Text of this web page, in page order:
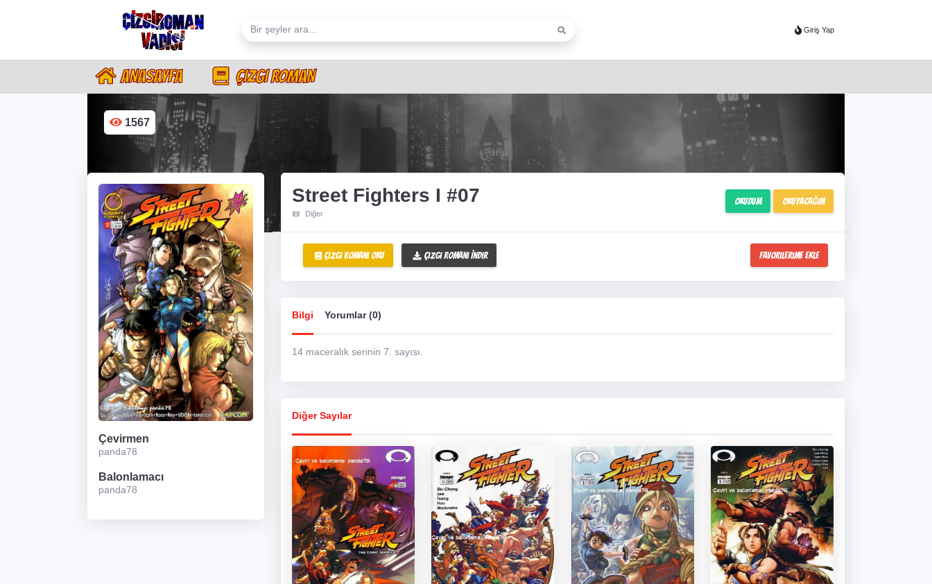
Giriş Yap
ANASAYFA ÇIZGI ROMAN
1567
Çevirmen
panda78
Balonlamacı
panda78
Street Fighters I #07
Diğer
Okudum Okuyacağım
Çizgi Romanı Oku Çizgi Romanı İndir Favorilerime Ekle
Bilgi Yorumlar (0)
14 maceralık serinin 7. sayısı.
Diğer Sayılar